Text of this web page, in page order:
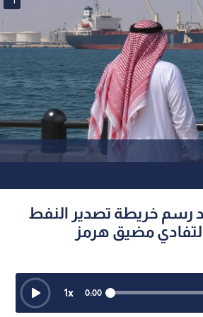
رسم خريطة تصدير النفط
لتفادي مضيق هرمز
0:00
1x